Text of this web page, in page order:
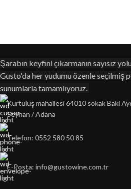
Şarabın keyfini çıkarmanın sayısız
Gusto'da her yudumu özenle seçilmiş
sunumlarla tamamlıyoruz.
Kurtuluş mahallesi 64010 sokak Baki
Seyhan / Adana
Telefon: 0552 580 50 85
E-Posta: info@gustowine.com.tr